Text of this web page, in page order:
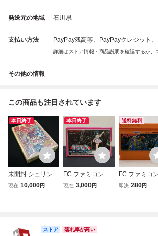
発送元の地域 石川県
支払い方法 PayPay残高等、PayPayクレジット
詳細はストア情報・商品説明を確認するか、
その他の情報
この商品も注目されています
本日終了
未開封 シュリンク
付 FC 魔天童子 ま
現在 10,000円
本日終了
FC ファミコン 超
時空要塞マクロス
現在 3,000円
送料無料
FC ファミコ
ォーメーショ
即決 280円
ストア 落札率が高い